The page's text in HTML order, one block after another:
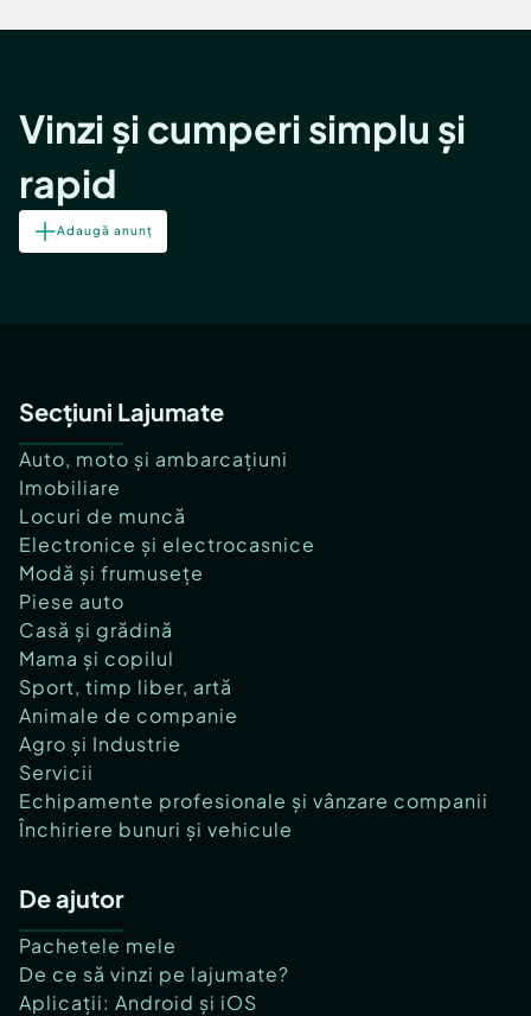
Servicii
Inchiriere Bunuri si Vehicule
Vinzi și cumperi simplu și
rapid
Adaugă anunț
Secțiuni Lajumate
Auto, moto și ambarcațiuni
Imobiliare
Locuri de muncă
Electronice și electrocasnice
Modă și frumusețe
Piese auto
Casă și grădină
Mama și copilul
Sport, timp liber, artă
Animale de companie
Agro și Industrie
Servicii
Echipamente profesionale și vânzare companii
Închiriere bunuri și vehicule
De ajutor
Pachetele mele
De ce să vinzi pe lajumate?
Aplicații: Android și iOS